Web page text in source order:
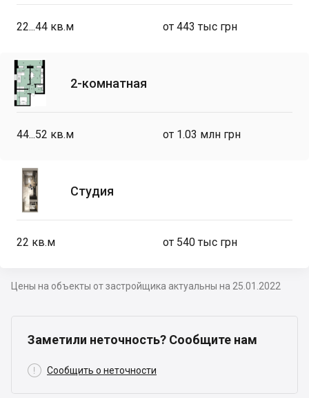
22...44 кв.м от 443 тыс грн
2-комнатная
44...52 кв.м от 1.03 млн грн
Студия
22 кв.м от 540 тыс грн
Цены на объекты от застройщика актуальны на 25.01.2022
Заметили неточность? Сообщите нам
 Сообщить о неточности